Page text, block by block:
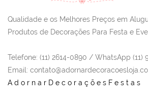
Qualidade e os Melhores Preços em
Produtos de Decorações Para Festa e
Telefone: (11) 2614-0890 / WhatsApp (11)
Email :
AdornarDecoraçõesFestas